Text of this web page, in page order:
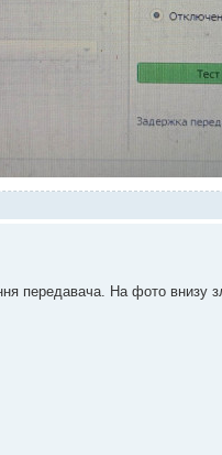
передавача. На фото